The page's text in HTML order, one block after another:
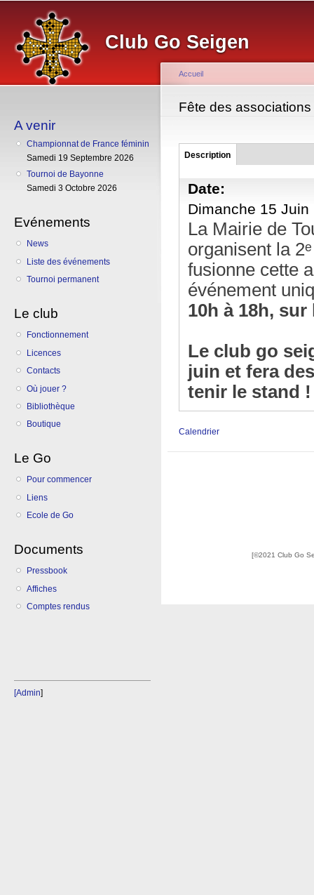
Club Go Seigen
A venir
Championnat de France féminin
Samedi 19 Septembre 2026
Tournoi de Bayonne
Samedi 3 Octobre 2026
Evénements
News
Liste des événements
Tournoi permanent
Le club
Fonctionnement
Licences
Contacts
Où jouer ?
Bibliothèque
Boutique
Le Go
Pour commencer
Liens
Ecole de Go
Documents
Pressbook
Affiches
Comptes rendus
[Admin]
Vous êtes ici
Accueil
Fête des associations
Groupe
Description
Date:
Dimanche 15
La Mairie de
organisent la
fusionne cette
événement
10h à 18h,
Le club go
juin et fera
tenir le stand !
Calendrier
[©2021 Club Go